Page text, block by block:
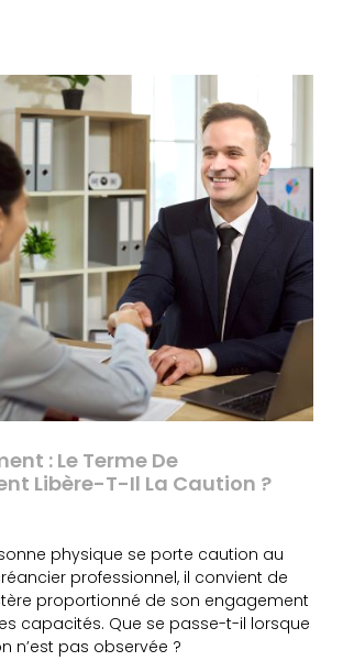
: Le Terme De
Libère-T-Il La Caution ?
physique se porte caution au
professionnel, il convient de
proportionné de son engagement
capacités. Que se passe-t-il lorsque
n’est pas observée ?